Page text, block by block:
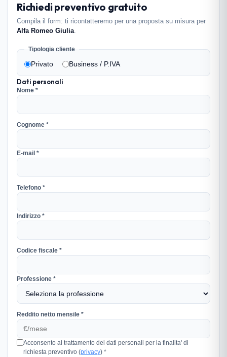
Richiedi preventivo gratuito
Compila il form: ti ricontatteremo per una proposta su misura per
Alfa Romeo Giulia.
Tipologia cliente
Privato Business / P.IVA
Dati personali
Nome *
Cognome *
E-mail *
Telefono *
Indirizzo *
Codice fiscale *
Professione *
Reddito netto mensile *
Acconsento al trattamento dei dati personali per la finalita' di
richiesta preventivo (privacy) *